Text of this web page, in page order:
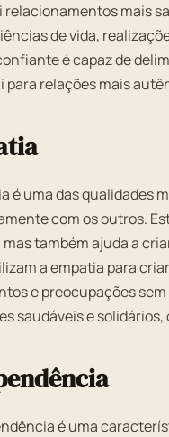
relacionamentos mais
de vida,
é capaz de
relações mais
é uma das qualidades
com os outros.
também ajuda a
a empatia para
e preocupações
saudáveis e
é uma